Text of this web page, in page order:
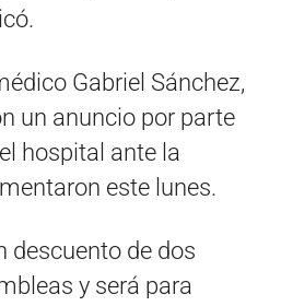
Gabriel Sánchez,
un anuncio por parte
hospital ante la
este lunes.
descuento de dos
y será para